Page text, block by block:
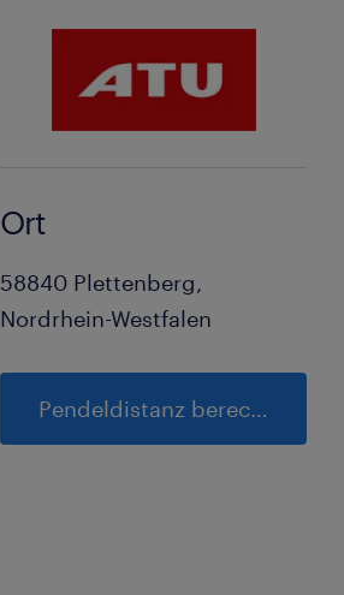
Ort
58840 Plettenberg,
Nordrhein-Westfalen
Pendeldistanz berechnen